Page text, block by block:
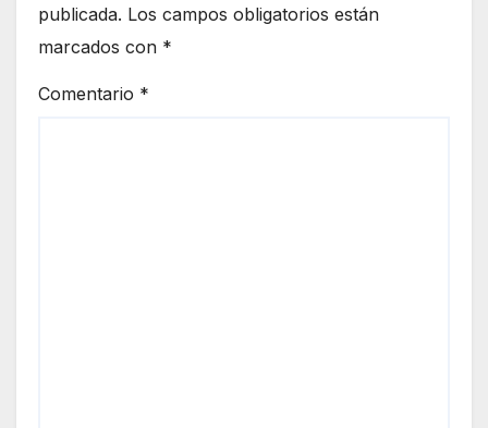
publicada. Los campos obligatorios están
marcados con *
Comentario *